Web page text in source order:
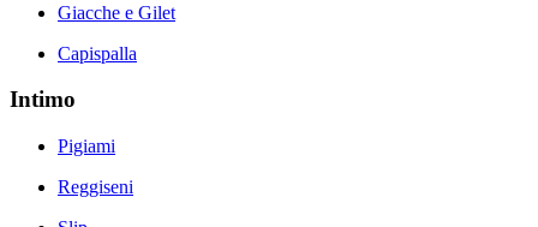
Giacche e Gilet
Capispalla
Intimo
Pigiami
Reggiseni